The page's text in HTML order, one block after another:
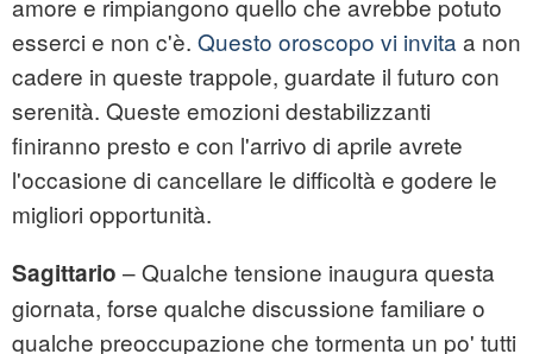
amore e rimpiangono quello che avrebbe potuto
esserci e non c'è. Questo oroscopo vi invita a non
cadere in queste trappole, guardate il futuro con
serenità. Queste emozioni destabilizzanti
finiranno presto e con l'arrivo di aprile avrete
l'occasione di cancellare le difficoltà e godere le
migliori opportunità.
Sagittario – Qualche tensione inaugura questa
giornata, forse qualche discussione familiare o
qualche preoccupazione che tormenta un po' tutti